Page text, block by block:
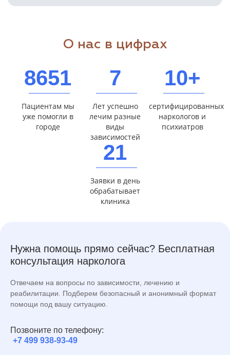
О нас в цифрах
8651
Пациентам мы
уже помогли в
городе
7
Лет успешно
лечим разные
виды
зависимостей
10+
сертифицированных
наркологов и
психиатров
21
Заявки в день
обрабатывает
клиника
Нужна помощь прямо сейчас? Бесплатная
консультация нарколога
Отвечаем на вопросы по зависимости, лечению и
реабилитации. Подберем безопасный и анонимный формат
помощи под вашу ситуацию.
Позвоните по телефону:
+7 499 938-93-49